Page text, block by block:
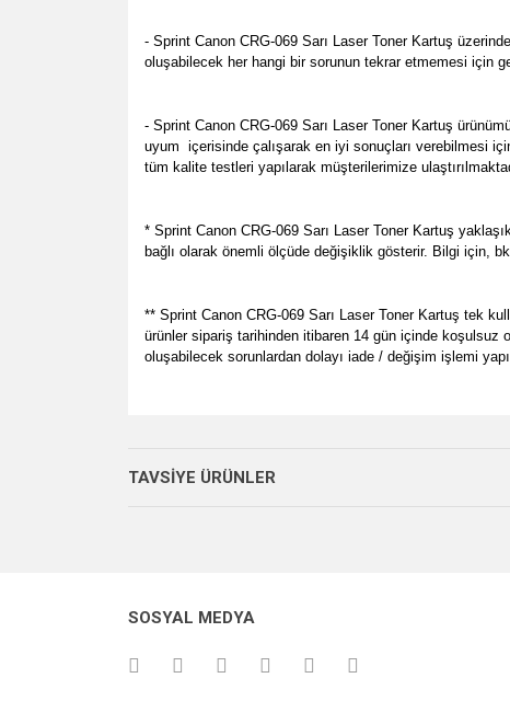
- Sprint Canon CRG-069 Sarı Laser Toner Kartuş
oluşabilecek her hangi bir sorunun tekrar etmemesi için
- Sprint Canon CRG-069 Sarı Laser Toner Kartuş
uyum içerisinde çalışarak en iyi sonuçları verebilmesi
tüm kalite testleri yapılarak müşterilerimize
* Sprint Canon CRG-069 Sarı Laser Toner Kartuş
bağlı olarak önemli ölçüde değişiklik gösterir. Bilgi için,
** Sprint Canon CRG-069 Sarı Laser Toner Kartuş tek
ürünler sipariş tarihinden itibaren 14 gün içinde koşulsuz
oluşabilecek sorunlardan dolayı iade / değişim işlemi
Bu ürüne benzer farklı alternatifler olmalı.
Çok iyi ve anlaşılabilir alışveriş yapabiliyorum
TAVSİYE ÜRÜNLER
SOSYAL MEDYA